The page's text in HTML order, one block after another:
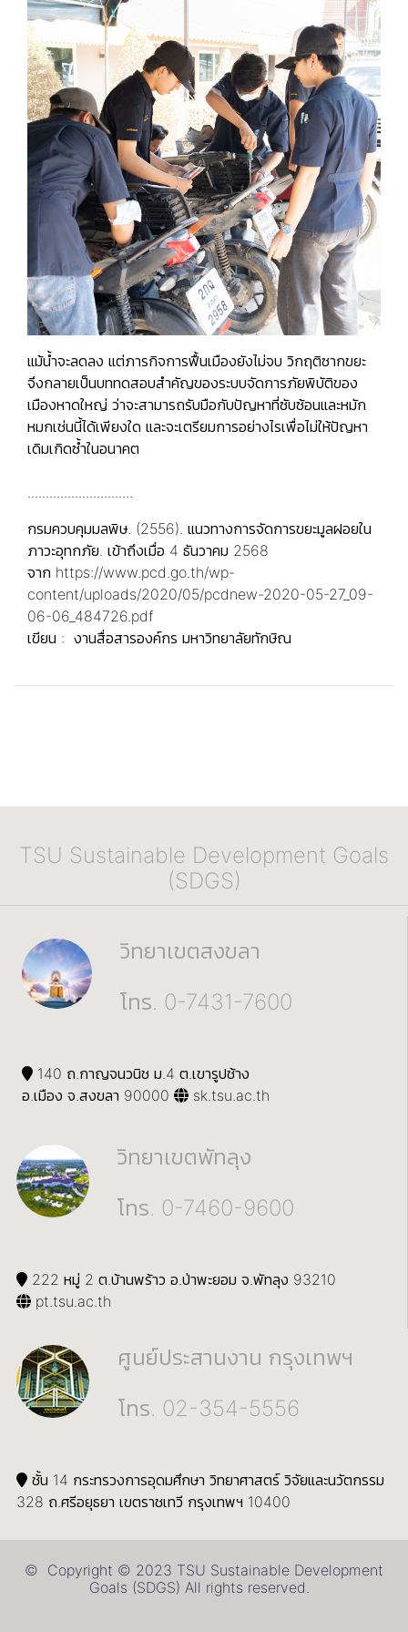
แม้น้ำจะลดลง แต่ภารกิจการฟื้นเมืองยังไม่จบ วิกฤติซากขยะ
จึงกลายเป็นบททดสอบสำคัญของระบบจัดการภัยพิบัติของ
เมืองหาดใหญ่ ว่าจะสามารถรับมือกับปัญหาที่ซับซ้อนและหมัก
หมกเช่นนี้ได้เพียงใด และจะเตรียมการอย่างไรเพื่อไม่ให้ปัญหา
เดิมเกิดซ้ำในอนาคต
กรมควบคุมมลพิษ. (2556). แนวทางการจัดการขยะมูลฝอยใน
ภาวะอุทกภัย. เข้าถึงเมื่อ 4 ธันวาคม 2568
จาก https://www.pcd.go.th/wp-
content/uploads/2020/05/pcdnew-2020-05-27_09-
06-06_484726.pdf
เขียน : งานสื่อสารองค์กร มหาวิทยาลัยทักษิณ
TSU Sustainable Development Goals
(SDGS)
วิทยาเขตสงขลา
โทร. 0-7431-7600
140 ถ.กาญจนวนิช ม.4 ต.เขารูปช้าง
อ.เมือง จ.สงขลา 90000
sk.tsu.ac.th
วิทยาเขตพัทลุง
โทร. 0-7460-9600
222 หมู่ 2 ต.บ้านพร้าว อ.ป่าพะยอม จ.พัทลุง 93210
pt.tsu.ac.th
ศูนย์ประสานงาน กรุงเทพฯ
โทร. 02-354-5556
ชั้น 14 กระทรวงการอุดมศึกษา วิทยาศาสตร์ วิจัยและนวัตกรรม
328 ถ.ศรีอยุธยา เขตราชเทวี กรุงเทพฯ 10400
© Copyright © 2023 TSU Sustainable Development
Goals (SDGS) All rights reserved.